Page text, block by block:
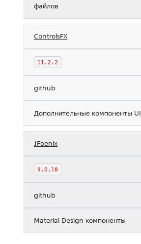
файлов
ControlsFX
11.2.2
github
Дополнительные компоненты UI
JFoenix
9.0.10
github
Material Design компоненты